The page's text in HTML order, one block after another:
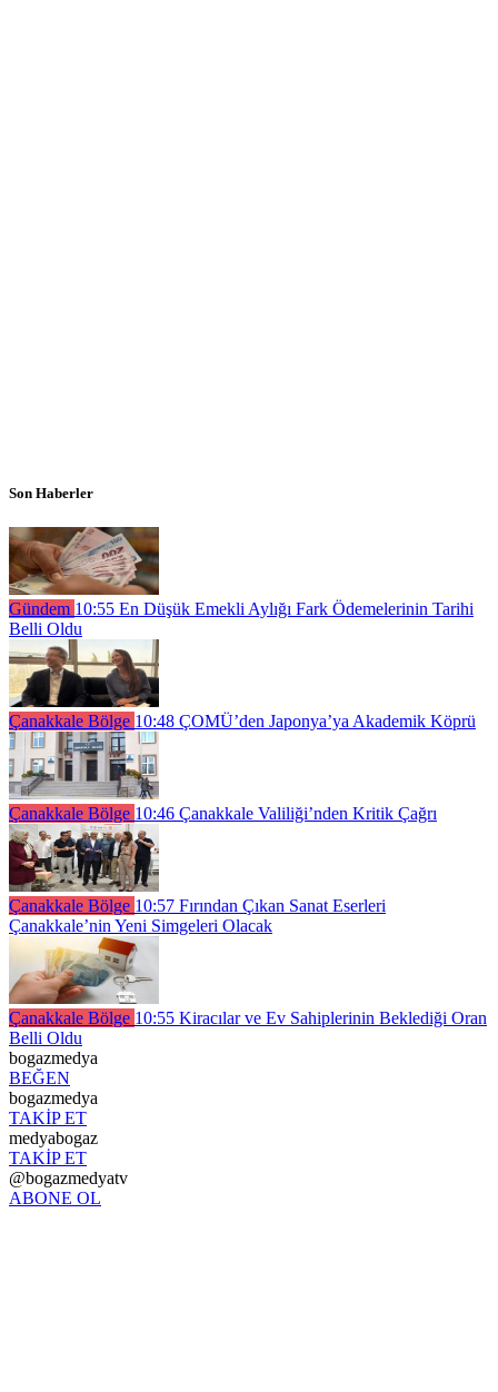
Son Haberler
Gündem 10:55 En Düşük Emekli Aylığı Fark Ödemelerinin Tarihi
Belli Oldu
Çanakkale Bölge 10:48 ÇOMÜ’den Japonya’ya Akademik Köprü
Çanakkale Bölge 10:46 Çanakkale Valiliği’nden Kritik Çağrı
Çanakkale Bölge 10:57 Fırından Çıkan Sanat Eserleri
Çanakkale’nin Yeni Simgeleri Olacak
Çanakkale Bölge 10:55 Kiracılar ve Ev Sahiplerinin Beklediği Oran
Belli Oldu
bogazmedya
BEĞEN
bogazmedya
TAKİP ET
medyabogaz
TAKİP ET
@bogazmedyatv
ABONE OL